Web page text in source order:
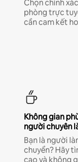
Chọn chính
phòng trực
cần cam kết
Không gian
người chuyên
Bạn là người
chuyển? Hãy
cao và không